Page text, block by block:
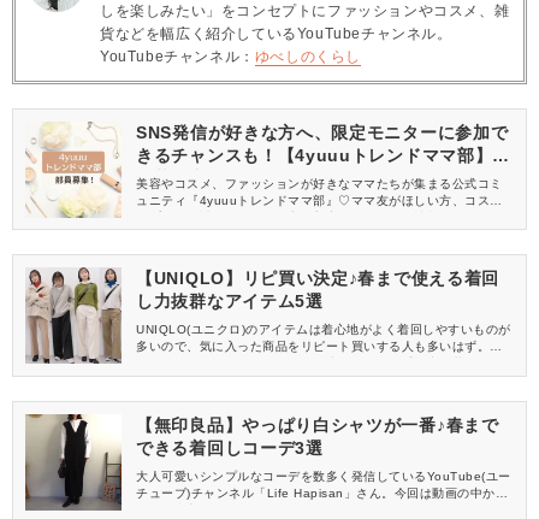
しを楽しみたい」をコンセプトにファッションやコスメ、雑
貨などを幅広く紹介しているYouTubeチャンネル。
YouTubeチャンネル： ゆべしのくらし
SNS発信が好きな方へ、限定モニターに参加で
きるチャンスも！【4yuuuトレンドママ部】部
員募集中
美容やコスメ、ファッションが好きなママたちが集まる公式コミ
ュニティ『4yuuuトレンドママ部』♡ママ友がほしい方、コスメサ
信してくれる方を募集しています！
【UNIQLO】リピ買い決定♪春まで使える着回
し力抜群なアイテム5選
UNIQLO(ユニクロ)のアイテムは着心地がよく着回しやすいものが
多いので、気に入った商品をリピート買いする人も多いはず。そ
A HINA」の動画から、春まで活躍してくれるユニクロのおすすめ
【無印良品】やっぱり白シャツが一番♪春まで
できる着回しコーデ3選
大人可愛いシンプルなコーデを数多く発信しているYouTube(ユー
チューブ)チャンネル「Life Hapisan」さん。今回は動画の中か